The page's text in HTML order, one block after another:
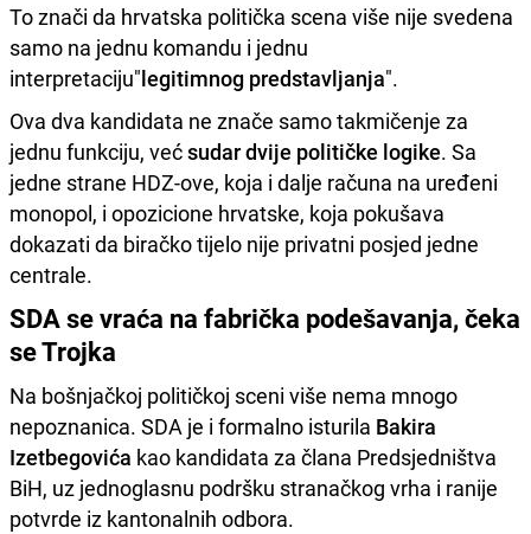
To znači da hrvatska politička scena više nije svedena
samo na jednu komandu i jednu
interpretaciju"legitimnog predstavljanja".
Ova dva kandidata ne znače samo takmičenje za
jednu funkciju, većsudar dvije političke logike. Sa
jedne strane HDZ-ove, koja i dalje računa na uređeni
monopol, i opozicione hrvatske, koja pokušava
dokazati da biračko tijelo nije privatni posjed jedne
centrale.
SDA se vraća na fabrička podešavanja, čeka
se Trojka
Na bošnjačkoj političkoj sceni više nema mnogo
nepoznanica. SDA je i formalno isturila Bakira
Izetbegovića kao kandidata za člana Predsjedništva
BiH, uz jednoglasnu podršku stranačkog vrha i ranije
potvrde iz kantonalnih odbora.